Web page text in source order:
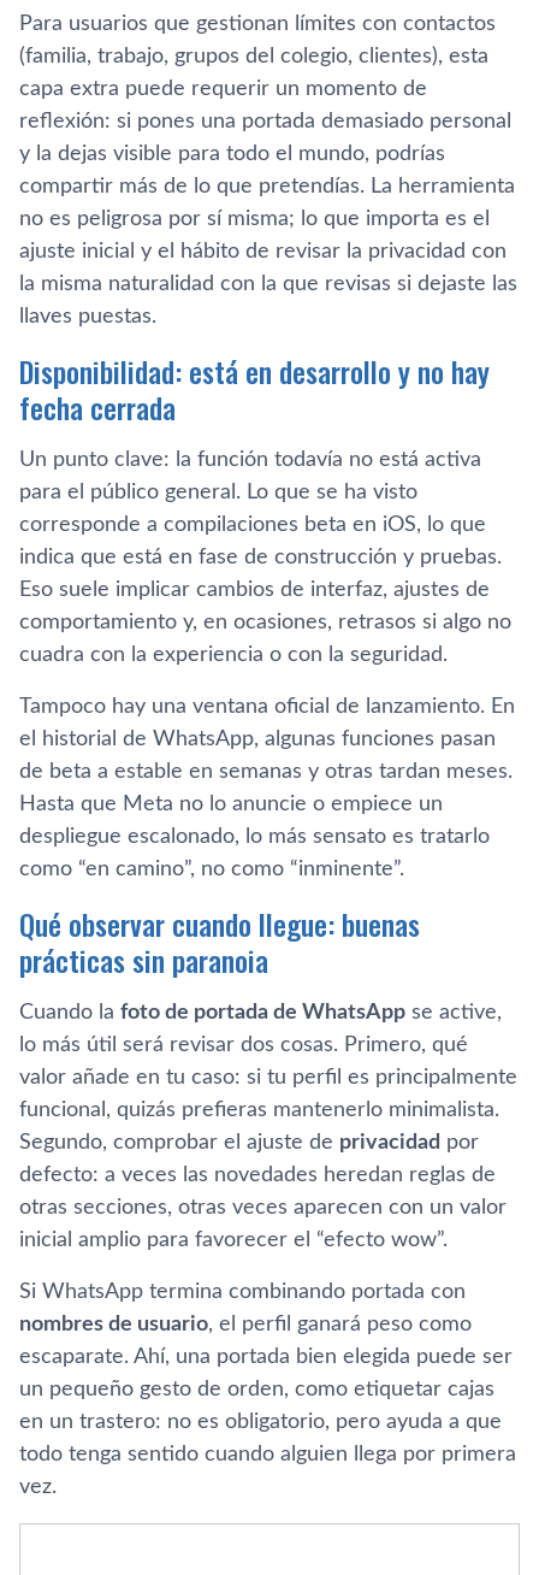
Para usuarios que gestionan límites con contactos
(familia, trabajo, grupos del colegio, clientes), esta
capa extra puede requerir un momento de
reflexión: si pones una portada demasiado personal
y la dejas visible para todo el mundo, podrías
compartir más de lo que pretendías. La herramienta
no es peligrosa por sí misma; lo que importa es el
ajuste inicial y el hábito de revisar la privacidad con
la misma naturalidad con la que revisas si dejaste las
llaves puestas.
Disponibilidad: está en desarrollo y no hay
fecha cerrada
Un punto clave: la función todavía no está activa
para el público general. Lo que se ha visto
corresponde a compilaciones beta en iOS, lo que
indica que está en fase de construcción y pruebas.
Eso suele implicar cambios de interfaz, ajustes de
comportamiento y, en ocasiones, retrasos si algo no
cuadra con la experiencia o con la seguridad.
Tampoco hay una ventana oficial de lanzamiento. En
el historial de WhatsApp, algunas funciones pasan
de beta a estable en semanas y otras tardan meses.
Hasta que Meta no lo anuncie o empiece un
despliegue escalonado, lo más sensato es tratarlo
como “en camino”, no como “inminente”.
Qué observar cuando llegue: buenas
prácticas sin paranoia
Cuando la foto de portada de WhatsApp se active,
lo más útil será revisar dos cosas. Primero, qué
valor añade en tu caso: si tu perfil es principalmente
funcional, quizás prefieras mantenerlo minimalista.
Segundo, comprobar el ajuste de privacidad por
defecto: a veces las novedades heredan reglas de
otras secciones, otras veces aparecen con un valor
inicial amplio para favorecer el “efecto wow”.
Si WhatsApp termina combinando portada con
nombres de usuario, el perfil ganará peso como
escaparate. Ahí, una portada bien elegida puede ser
un pequeño gesto de orden, como etiquetar cajas
en un trastero: no es obligatorio, pero ayuda a que
todo tenga sentido cuando alguien llega por primera
vez.